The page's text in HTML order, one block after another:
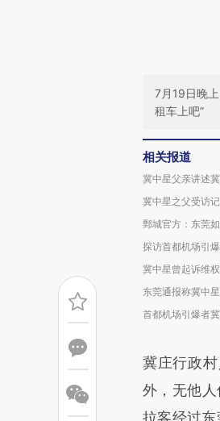
7月19日晚
租车上吧”
相关报道
冀中星父亲讲述
冀中星之父受访记
鄄城官方：东莞
探访首都机场引
冀中星曾起诉维
东莞通报称冀中
首都机场引爆者
冀庄行政
外，无他
拉客经过